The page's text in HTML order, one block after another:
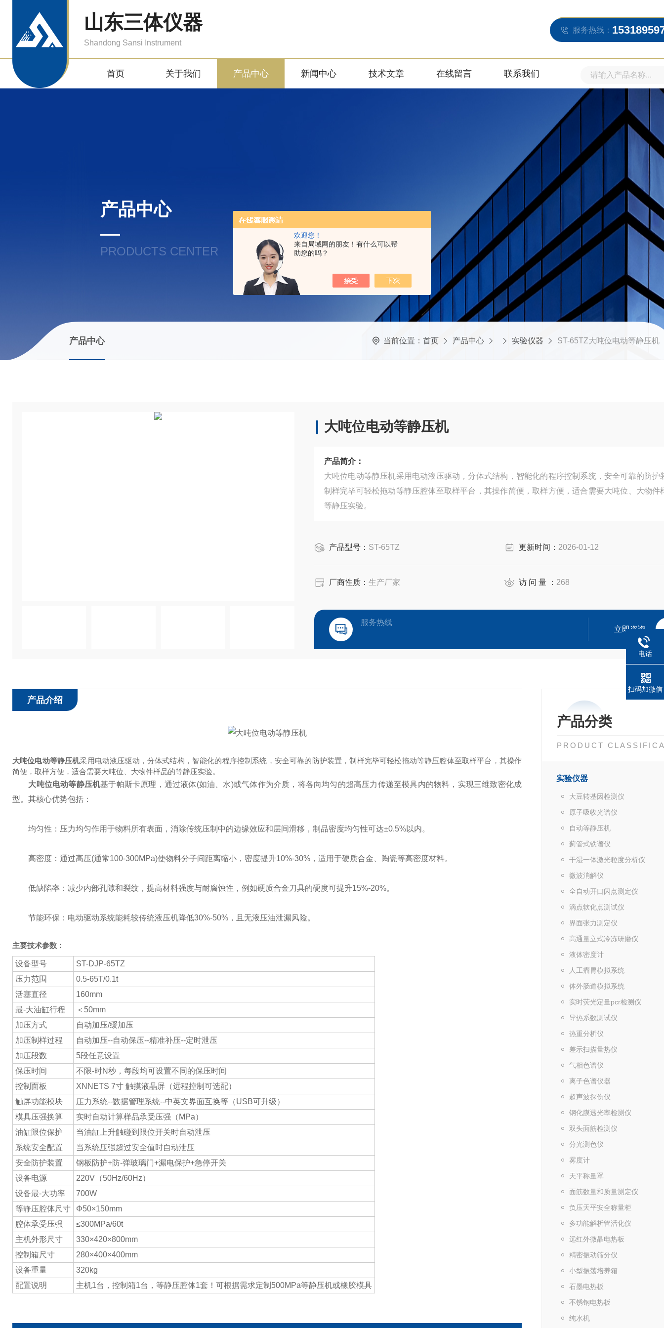
欢迎您！
来自局域网的朋友！有什么可以帮
助您的吗？
山东三体仪器
Shandong Sansi Instrument
服务热线：
首页 关于我们 产品中心 新闻中心 技术文章 在线留言 联系我们
产品中心
PRODUCTS CENTER
产品中心 当前位置： 首页 产品中心 实验仪器 ST-65TZ大吨位电动等静压机
大吨位电动等静压机
产品简介：
大吨位电动等静压机采用电动液压驱动，分体式结构，智能化的程序控制系统，安全可靠的防护
制样完毕可轻松拖动等静压腔体至取样平台，其操作简便，取样方便，适合需要大吨位、大物件
等静压实验。
产品型号： ST-65TZ 更新时间： 2026-01-12
厂商性质： 生产厂家 访 问 量 ： 268
服务热线
立即咨询
产品分类
PRODUCT
实验仪器
大豆转基因检测仪
原子吸收光谱仪
自动等静压机
蓟管式铁谱仪
干湿一体激光粒度分析仪
微波消解仪
全自动开口闪点测定仪
滴点软化点测试仪
界面张力测定仪
高通量立式冷冻研磨仪
液体密度计
人工瘤胃模拟系统
体外肠道模拟系统
实时荧光定量pcr检测仪
导热系数测试仪
热重分析仪
差示扫描量热仪
气相色谱仪
离子色谱仪器
超声波探伤仪
钢化膜透光率检测仪
双头面筋检测仪
分光测色仪
雾度计
天平称量罩
面筋数量和质量测定仪
负压天平安全称量柜
多功能解析管活化仪
远红外微晶电热板
精密振动筛分仪
小型振荡培养箱
石墨电热板
不锈钢电热板
纯水机
产品介绍
大吨位电动等静压机采用电动液压驱动，分体式结构，智能化的程序控制系统，安全可靠的防护装置，制样完毕可轻松拖动等静压腔体至取样平台，其操作
简便，取样方便，适合需要大吨位、大物件样品的等静压实验。
大吨位电动等静压机基于帕斯卡原理，通过液体(如油、水)或气体作为介质，将各向均匀的超高压力传递至模具内的物料，实现三维致密化成
型。其核心优势包括：
均匀性：压力均匀作用于物料所有表面，消除传统压制中的边缘效应和层间滑移，制品密度均匀性可达±0.5%以内。
高密度：通过高压(通常100-300MPa)使物料分子间距离缩小，密度提升10%-30%，适用于硬质合金、陶瓷等高密度材料。
低缺陷率：减少内部孔隙和裂纹，提高材料强度与耐腐蚀性，例如硬质合金刀具的硬度可提升15%-20%。
节能环保：电动驱动系统能耗较传统液压机降低30%-50%，且无液压油泄漏风险。
主要技术参数：
设备型号
ST-DJP-65TZ
压力范围
0.5-65T/0.1t
活塞直径
160mm
最-大油缸行程
＜50mm
加压方式
自动加压/缓加压
加压制样过程
自动加压--自动保压--精准补压--定时泄压
加压段数
5段任意设置
保压时间
不限-时N秒，每段均可设置不同的保压时间
控制面板
XNNETS 7寸 触摸液晶屏（远程控制可选配）
触屏功能模块
压力系统--数据管理系统--中英文界面互换等（USB可升级）
模具压强换算
实时自动计算样品承受压强（MPa）
油缸限位保护
当油缸上升触碰到限位开关时自动泄压
系统安全配置
当系统压强超过安全值时自动泄压
安全防护装置
钢板防护+防-弹玻璃门+漏电保护+急停开关
设备电源
220V（50Hz/60Hz）
设备最-大功率
700W
等静压腔体尺寸
Φ50×150mm
腔体承受压强
≤300MPa/60t
主机外形尺寸
330×420×800mm
控制箱尺寸
280×400×400mm
设备重量
320kg
配置说明
主机1台，控制箱1台，等静压腔体1套！可根据需求定制500MPa等静压机或橡胶模具
电话
扫码加微信